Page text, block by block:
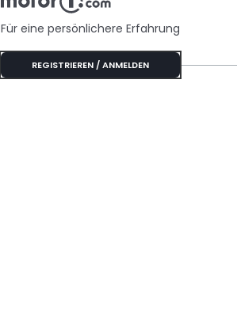
Specials
Für eine persönlichere Erfahrung
REGISTRIEREN / ANMELDEN